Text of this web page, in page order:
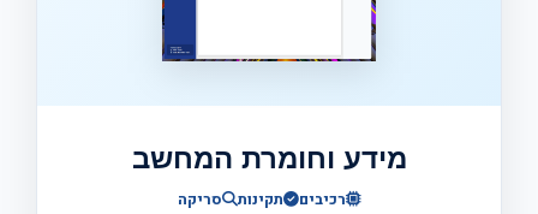
מידע וחומרת המחשב
רכיבים תקינות סריקה